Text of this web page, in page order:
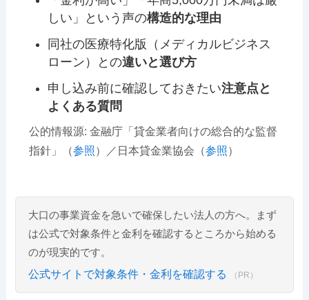
しい」という声の構造的な理由
同社の医療特化版（メディカルビジネス
ローン）との違いと選び方
申し込み前に確認しておきたい注意点と
よくある質問
公的情報源: 金融庁「貸金業者向けの総合的な監督
指針」（参照）／日本貸金業協会（参照）
大口の事業資金を急いで確保したい法人の方へ。まず
は公式で対象条件と金利を確認するところから始める
のが現実的です。
公式サイトで対象条件・金利を確認する （PR）